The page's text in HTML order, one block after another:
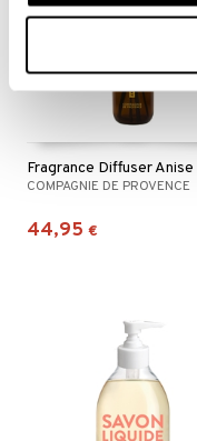
COMPAGNIE DE PROVENCE
44,95 €